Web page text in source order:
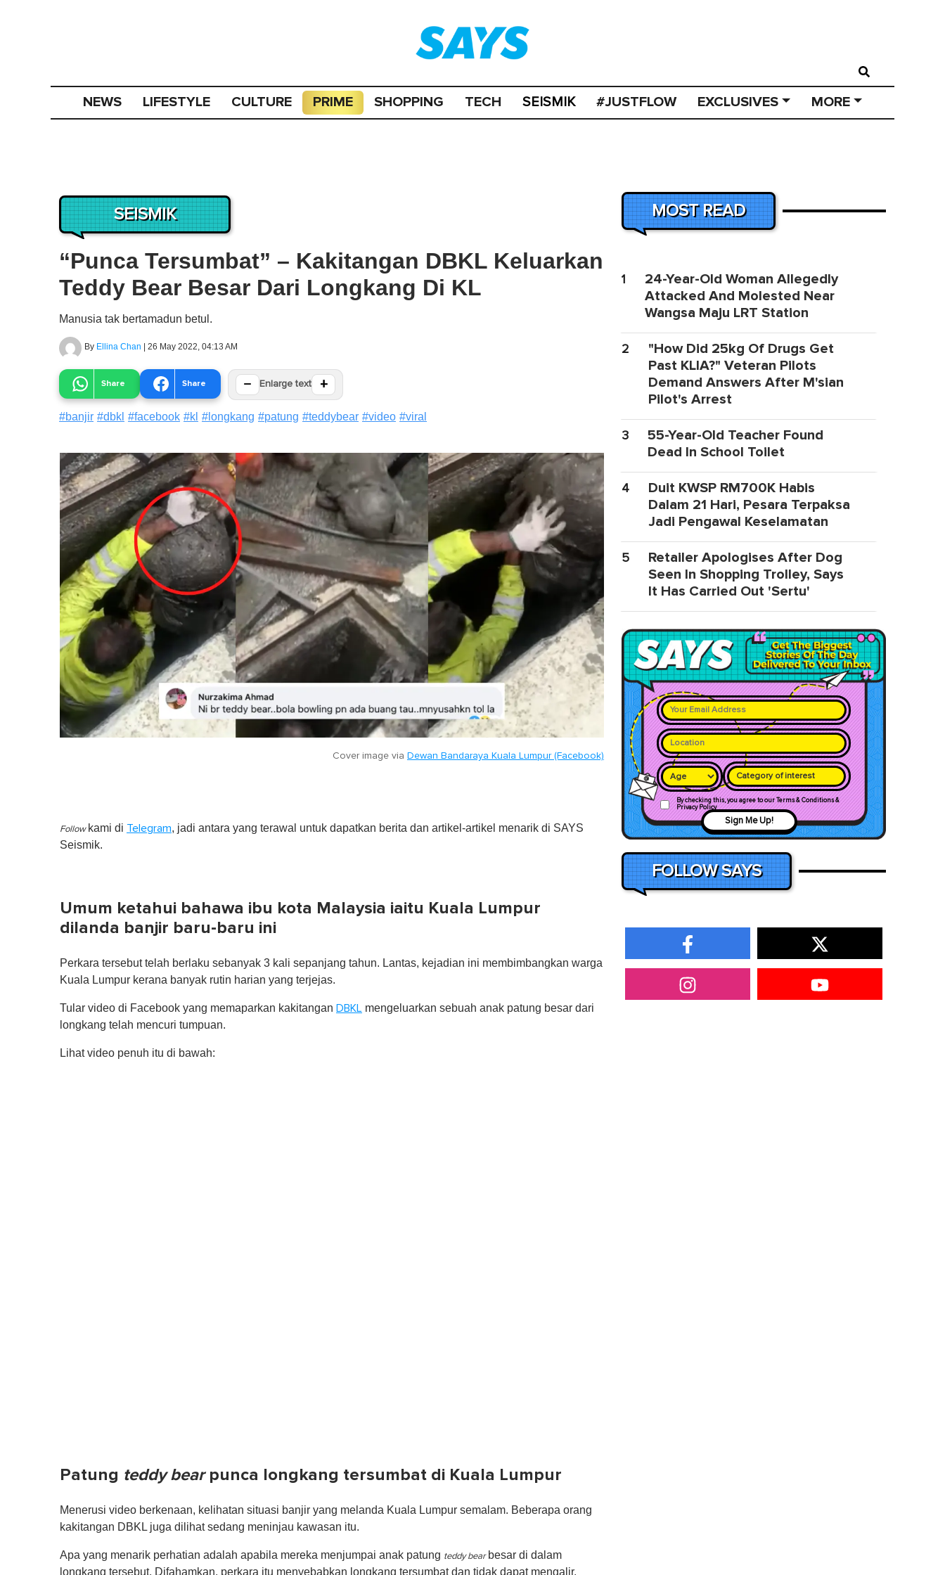
NEWS LIFESTYLE CULTURE PRIME SHOPPING TECH SEISMIK #JUSTFLOW EXCLUSIVES MORE
SEISMIK
“Punca Tersumbat” – Kakitangan DBKL Keluarkan
Teddy Bear Besar Dari Longkang Di KL
Manusia tak bertamadun betul.
By Ellina Chan | 26 May 2022, 04:13 AM
Share Share − Enlarge text +
#banjir #dbkl #facebook #kl # longkang #patung #teddybear #video #viral
Cover image via Dewan Bandaraya Kuala Lumpur (Facebook)
Follow kami di Telegram, jadi antara yang terawal untuk dapatkan berita dan artikel-artikel menarik di SAYS
Seismik.
Umum ketahui bahawa ibu kota Malaysia iaitu Kuala Lumpur
dilanda banjir baru-baru ini
Perkara tersebut telah berlaku sebanyak 3 kali sepanjang tahun. Lantas, kejadian ini membimbangkan warga
Kuala Lumpur kerana banyak rutin harian yang terjejas.
Tular video di Facebook yang memaparkan kakitangan DBKL mengeluarkan sebuah anak patung besar dari
longkang telah mencuri tumpuan.
Lihat video penuh itu di bawah:
Patung teddy bearpunca longkang tersumbat di Kuala Lumpur
Menerusi video berkenaan, kelihatan situasi banjir yang melanda Kuala Lumpur semalam. Beberapa orang
kakitangan DBKL juga dilihat sedang meninjau kawasan itu.
Apa yang menarik perhatian adalah apabila mereka menjumpai anak patung teddy bearbesar di dalam
longkang tersebut. Difahamkan, perkara itu menyebabkan longkang tersumbat dan tidak dapat mengalir.
MOST READ
1
24-Year-Old Woman Allegedly
Attacked And Molested Near
Wangsa Maju LRT Station
2
"How Did 25kg Of Drugs Get
Past KLIA?" Veteran Pilots
Demand Answers After M'sian
Pilot's Arrest
3
55-Year-Old Teacher Found
Dead In School Toilet
4
Duit KWSP RM700K Habis
Dalam 21 Hari, Pesara Terpaksa
Jadi Pengawal Keselamatan
5
Retailer Apologises After Dog
Seen In Shopping Trolley, Says
It Has Carried Out 'Sertu'
Category of interest
By checking this, you agree to our Terms & Conditions &
Privacy Policy
Sign Me Up!
FOLLOW SAYS